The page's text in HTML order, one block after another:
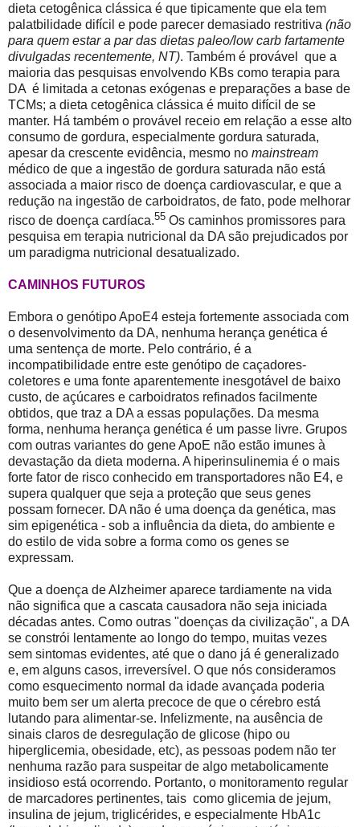
dieta cetogênica clássica é que tipicamente que ela tem
palatbilidade difícil ​​e pode parecer demasiado restritiva (não
para quem estar a par das dietas paleo/low carb fartamente
divulgadas recentemente, NT). Também é provável
que a
maioria das pesquisas envolvendo KBs como terapia para
DA é limitada a cetonas exógenas e preparações a base de
TCMs; a dieta cetogênica clássica é muito difícil de se
manter. Há também o provável receio em relação a esse alto
consumo de gordura, especialmente gordura saturada,
apesar da crescente evidência, mesmo no mainstream
médico de que a ingestão de gordura saturada não está
associada a maior risco de doença cardiovascular, e que a
redução na ingestão de carboidratos, de fato, pode melhorar
risco de doença cardíaca.55 Os caminhos promissores para
pesquisa em terapia nutricional da DA são prejudicados por
um paradigma nutricional desatualizado.
CAMINHOS FUTUROS
Embora o genótipo ApoE4 esteja fortemente associada com
o desenvolvimento da DA, nenhuma herança genética é
uma sentença de morte. Pelo contrário, é a
incompatibilidade entre este genótipo de caçadores-
coletores e uma fonte aparentemente inesgotável de baixo
custo, de açúcares e carboidratos refinados facilmente
obtidos, que traz a DA a essas populações. Da mesma
forma, nenhuma herança genética é um passe livre. Grupos
com outras variantes do gene ApoE não estão imunes à
devastação da dieta moderna. A hiperinsulinemia é o mais
forte fator de risco conhecido em transportadores não E4, e
supera qualquer que seja a proteção que seus genes
possam fornecer. DA não é uma doença da genética, mas
sim epigenética - sob a influência da dieta, do ambiente e
do estilo de vida sobre a forma como os genes se
expressam.
Que a doença de Alzheimer aparece tardiamente na vida
não significa que a cascata causadora não seja iniciada
décadas antes. Como outras "doenças da civilização", a DA
se constrói lentamente ao longo do tempo, muitas vezes
sem sintomas evidentes, até que o dano já é generalizado
e, em alguns casos, irreversível. O que nós consideramos
como esquecimento normal da idade avançada poderia
muito bem ser um alerta precoce de que o cérebro está
lutando para alimentar-se. Infelizmente, na ausência de
sinais claros de desregulação de glicose (hipo ou
hiperglicemia, obesidade, etc), as pessoas podem não ter
nenhuma razão para suspeitar de algo metabolicamente
insidioso está ocorrendo. Portanto, o monitoramento regular
de marcadores pertinentes, tais como glicemia de jejum,
insulina de jejum, triglicérides, e especialmente HbA1c